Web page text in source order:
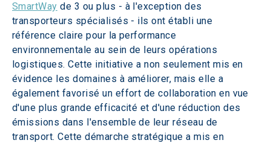
SmartWay de 3 ou plus - à l'exception des
transporteurs spécialisés - ils ont établi une
référence claire pour la performance
environnementale au sein de leurs opérations
logistiques. Cette initiative a non seulement mis en
évidence les domaines à améliorer, mais elle a
également favorisé un effort de collaboration en vue
d'une plus grande efficacité et d'une réduction des
émissions dans l'ensemble de leur réseau de
transport. Cette démarche stratégique a mis en